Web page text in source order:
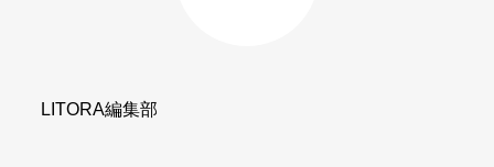
LITORA編集部